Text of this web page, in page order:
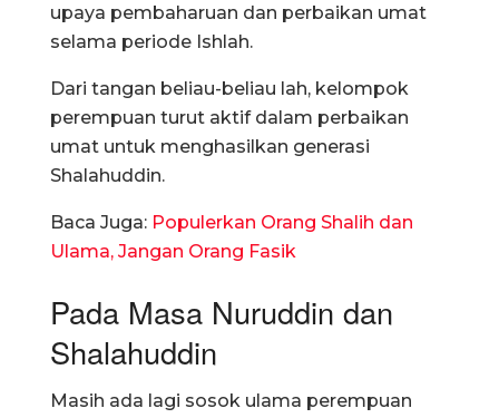
upaya pembaharuan dan perbaikan umat
selama periode Ishlah.
Dari tangan beliau-beliau lah, kelompok
perempuan turut aktif dalam perbaikan
umat untuk menghasilkan generasi
Shalahuddin.
Baca Juga: Populerkan Orang Shalih dan
Ulama, Jangan Orang Fasik
Pada Masa Nuruddin dan
Shalahuddin
Masih ada lagi sosok ulama perempuan